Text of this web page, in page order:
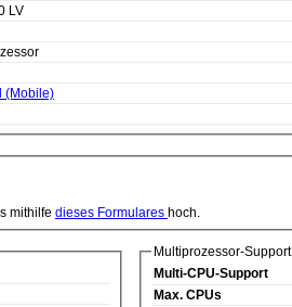
LV
(Mobile)
mithilfe dieses Formulares hoch.
Multiprozessor-Support
Multi-CPU-Support
Max. CPUs